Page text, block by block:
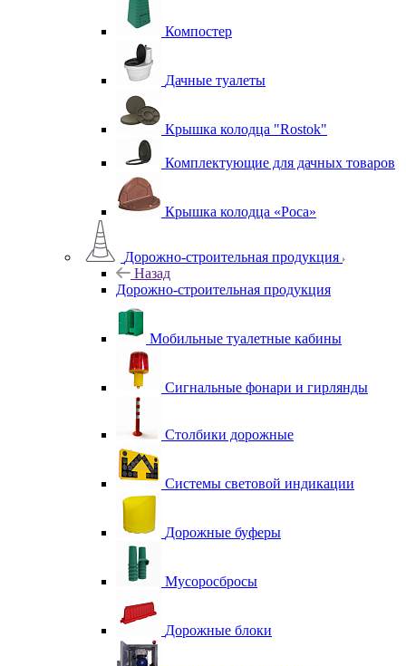
Компостер
Дачные туалеты
Крышка колодца "Rostok"
Комплектующие для дачных товаров
Крышка колодца «Роса»
Дорожно-строительная продукция
Назад
Дорожно-строительная продукция
Мобильные туалетные кабины
Сигнальные фонари и гирлянды
Столбики дорожные
Системы световой индикации
Дорожные буферы
Мусоросбросы
Дорожные блоки